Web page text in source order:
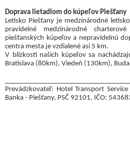
Doprava lietadlom do kúpeľov Piešťany
Letisko Piešťany je medzinárodné
pravidelné medzinárodné
piešťanských kúpeľov a nepravidelnú
centra mesta je vzdialené asi 5 km.
V blízkosti našich kúpeľov sa
Bratislava (80km), Viedeň (130km),
Prevádzkovateľ: Hotel Transport
Banka - Piešťany, PSČ 92101, IČO: